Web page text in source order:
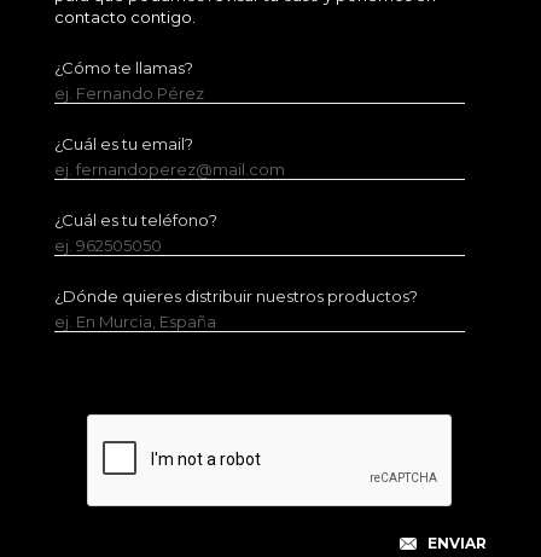
contacto contigo.
¿Cómo te llamas?
ej. Fernando Pérez
¿Cuál es tu email?
ej. fernandoperez@mail.com
¿Cuál es tu teléfono?
ej. 962505050
¿Dónde quieres distribuir nuestros productos?
ej. En Murcia, España